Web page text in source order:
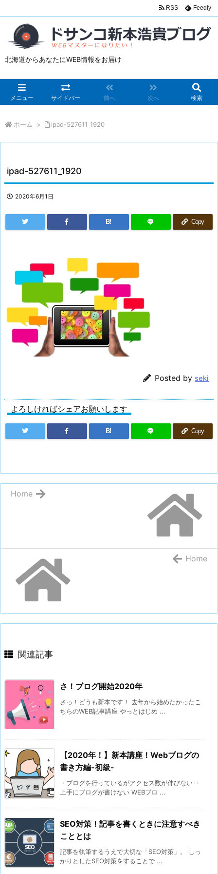
北海道からあなたにWEB情報をお届け
メニュー サイドバー 前へ 次へ 検索
RSS Feedly
ホーム > ipad-527611_1920
ipad-527611_1920
2020年6月1日
B! Copy
Posted by seki
よろしければシェアお願いします
B! Copy
Home
Home
関連記事
さ！ブログ開始2020年
さっ！どうも新本です！ 去年から始めたかったこ
ちらのWEB記事講座 やっとはじめ ...
【2020年！】新本講座！Webブログの
書き方編-初級-
・ブログを行っているがアクセス数が伸びない ・
上手にブログが書けない WEBブロ ...
SEO対策！記事を書くときに注意すべき
こととは
記事を執筆するうえで大切な「SEO対策」。 しっ
かりとしたSEO対策をすることで ...